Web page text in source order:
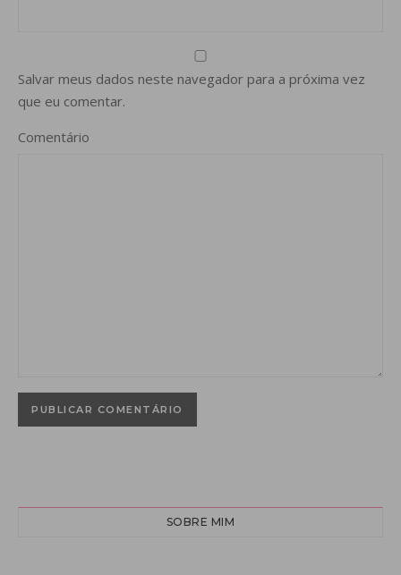
Salvar meus dados neste navegador para a próxima vez
que eu comentar.
Comentário
SOBRE MIM